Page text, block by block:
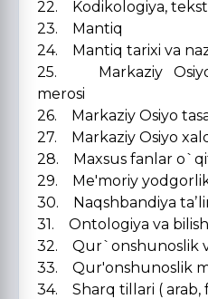
22. Kodikologiya,
23. Mantiq
24. Mantiq tarixi va
25. Markaziy
merosi
26. Markaziy Osiyo
27. Markaziy Osiyo
28. Maxsus fanlar
29. Me'moriy
30. Naqshbandiya
31. Ontologiya va bilish
32. Qur`onshunoslik
33. Qur'onshunoslik
34. Sharq tillari ( arab,